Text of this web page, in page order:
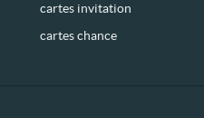
cartes invitation
cartes chance